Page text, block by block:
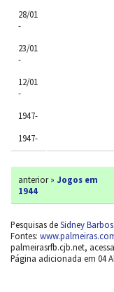
28/01
-
23/01
-
12/01
-
1947-
1947-
anterior » Jogos em
1944
Pesquisas deSidney
Fontes:
palmeirasrfb.cjb.net,
Página adicionada em 04